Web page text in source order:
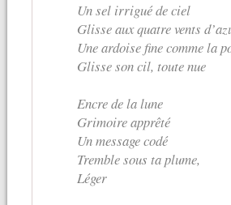
Un sel irrigué de ciel
Glisse aux quatre vents
Une ardoise fine comme la
Glisse son cil, toute nue
Encre de la lune
Grimoire apprêté
Un message codé
Tremble sous ta plume,
Léger